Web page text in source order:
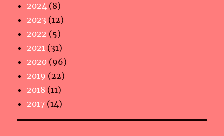
2024 (8)
2023 (12)
2022 (5)
2021 (31)
2020 (96)
2019 (22)
2018 (11)
2017 (14)